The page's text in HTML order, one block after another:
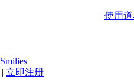
使用
Smilies
立即注册